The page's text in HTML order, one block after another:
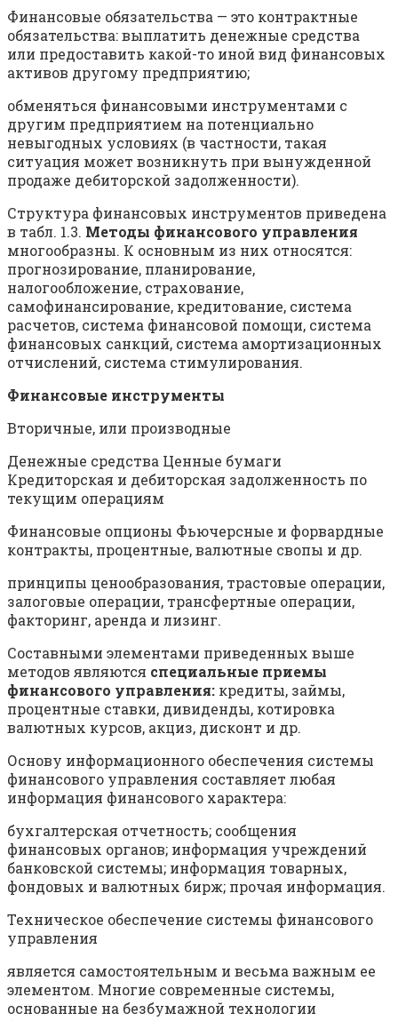
Финансовые обязательства — это контрактные
обязательства: выплатить денежные средства
или предоставить какой-то иной вид финансовых
активов другому предприятию;
обменяться финансовыми инструментами с
другим предприятием на потенциально
невыгодных условиях (в частности, такая
ситуация может возникнуть при вынужденной
продаже дебиторской задолженности).
Структура финансовых инструментов приведена
в табл. 1.3. Методы финансового управления
многообразны. К основным из них относятся:
прогнозирование, планирование,
налогообложение, страхование,
самофинансирование, кредитование, система
расчетов, система финансовой помощи, система
финансовых санкций, система амортизационных
отчислений, система стимулирования.
Финансовые инструменты
Вторичные, или производные
Денежные средства Ценные бумаги
Кредиторская и дебиторская задолженность по
текущим операциям
Финансовые опционы Фьючерсные и форвардные
контракты, процентные, валютные свопы и др.
принципы ценообразования, трастовые операции,
залоговые операции, трансфертные операции,
факторинг, аренда и лизинг.
Составными элементами приведенных выше
методов являются специальные приемы
финансового управления: кредиты, займы,
процентные ставки, дивиденды, котировка
валютных курсов, акциз, дисконт и др.
Основу информационного обеспечения системы
финансового управления составляет любая
информация финансового характера:
бухгалтерская отчетность; сообщения
финансовых органов; информация учреждений
банковской системы; информация товарных,
фондовых и валютных бирж; прочая информация.
Техническое обеспечение системы финансового
управления
является самостоятельным и весьма важным ее
элементом. Многие современные системы,
основанные на безбумажной технологии